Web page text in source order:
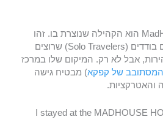
היתרון הגדול של ה-MadHouse הוא הקהילה שנוצרת בו. זהו
המקום האידיאלי למטיילים בודדים (Solo Travelers) שרוצים
אבל לא רק. המיקום שלו במרכז
של קפקא) מבטיח גישה
והאטרקציות.